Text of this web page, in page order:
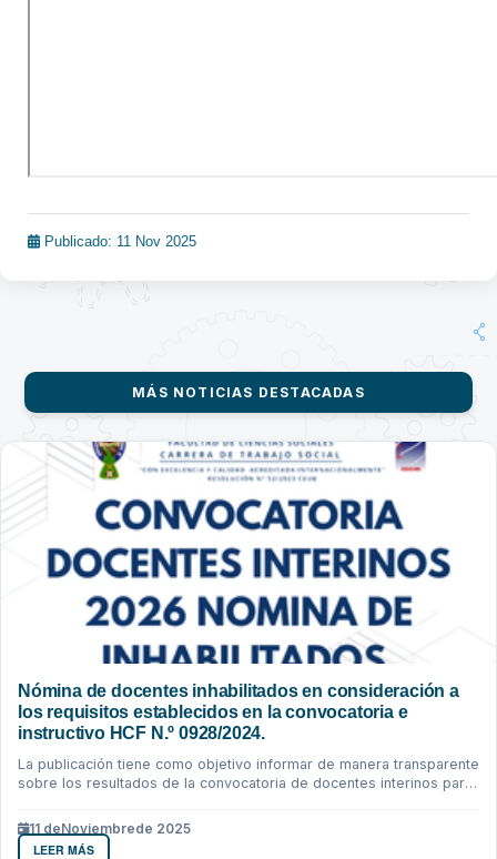
Publicado: 11 Nov 2025
MÁS NOTICIAS DESTACADAS
Nómina de docentes inhabilitados en consideración a
los requisitos establecidos en la convocatoria e
instructivo HCF N.º 0928/2024.
La publicación tiene como objetivo informar de manera transparente
sobre los resultados de la convocatoria de docentes interinos para
11 deNoviembrede 2025
LEER MÁS